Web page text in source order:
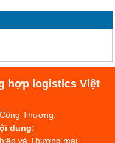
hợp logistics Việt
Thương.
dung:
và Thương mại